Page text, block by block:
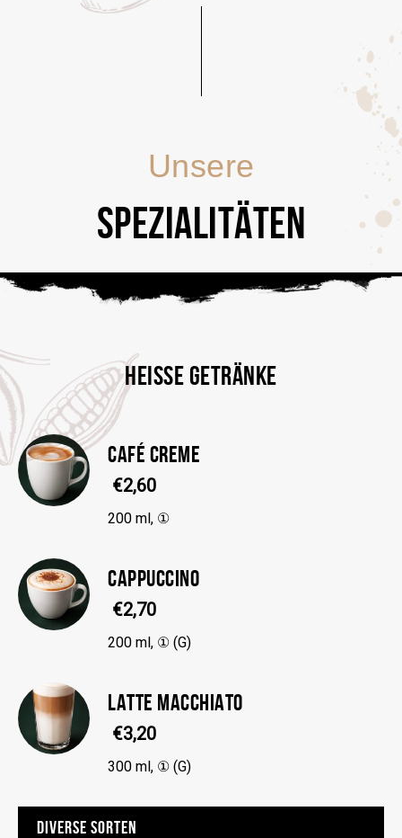
Unsere
SPEZIALITÄTEN
HEISSE GETRÄNKE
CAFÉ CREME
€2,60
200 ml, ①
CAPPUCCINO
€2,70
200 ml, ① (G)
LATTE MACCHIATO
€3,20
300 ml, ① (G)
DIVERSE SORTEN